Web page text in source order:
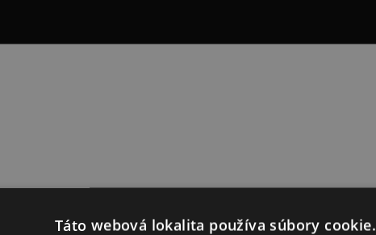
Táto webová lokalita používa súbory cookie.